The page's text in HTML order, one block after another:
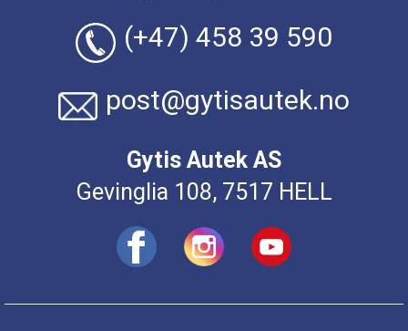
(+47) 458 39 590
post@gytisautek.no
Gytis Autek AS
Gevinglia 108, 7517 HELL